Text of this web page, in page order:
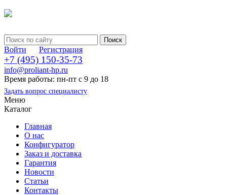
Войти Регистрация
+7 (495) 150-35-73
info@proliant-hp.ru
Время работы: пн-пт с 9 до 18
Задать вопрос специалисту
Меню
Каталог
Главная
О нас
Конфигуратор
Заказ и доставка
Гарантия
Новости
Статьи
Контакты